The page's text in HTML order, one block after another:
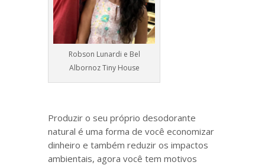
Robson Lunardi e Bel
Albornoz Tiny House
Produzir o seu próprio desodorante
natural é uma forma de você economizar
dinheiro e também reduzir os impactos
ambientais, agora você tem motivos